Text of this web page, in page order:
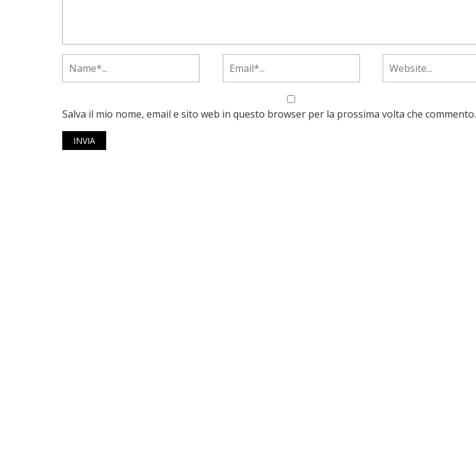
Salva il mio nome, email e sito web in questo browser per la prossima volta che commento.